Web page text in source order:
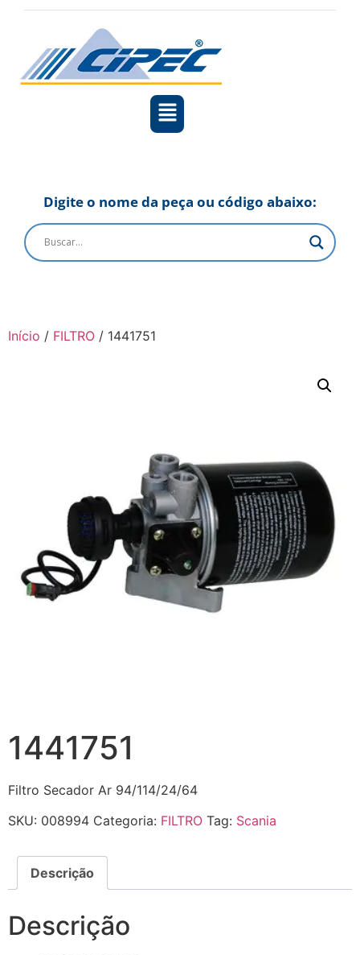
Digite o nome da peça ou código abaixo:
Início / FILTRO / 1441751
1441751
Filtro Secador Ar 94/114/24/64
SKU: 008994 Categoria: FILTRO Tag: Scania
Descrição
Descrição